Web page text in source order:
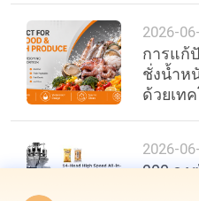
2026-
การแก้
ชั่งน้ำห
ด้วยเท
2026-
200 ถุง